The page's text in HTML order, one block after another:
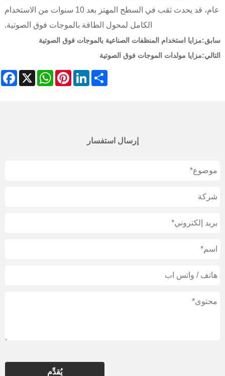
عام، قد يحدث ثقب في السطح المهتز بعد 10 سنوات من الاستخدام
الكامل لمحول الطاقة بالموجات فوق الصوتية.
سابق:مزايا استخدام المنظفات الصناعية بالموجات فوق الصوتية
التالي:مزايا مولدات الموجات فوق الصوتية
X
WhatsAppPinterestLinkedInShare
إرسال استفسار
يُقدِّم